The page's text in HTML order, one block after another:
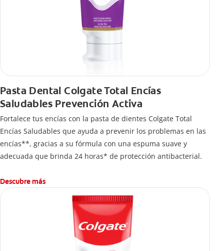
Pasta Dental Colgate Total Encías
Saludables Prevención Activa
Fortalece tus encías con la pasta de dientes Colgate Total
Encías Saludables que ayuda a prevenir los problemas en las
encías**, gracias a su fórmula con una espuma suave y
adecuada que brinda 24 horas* de protección antibacterial.
Descubre más